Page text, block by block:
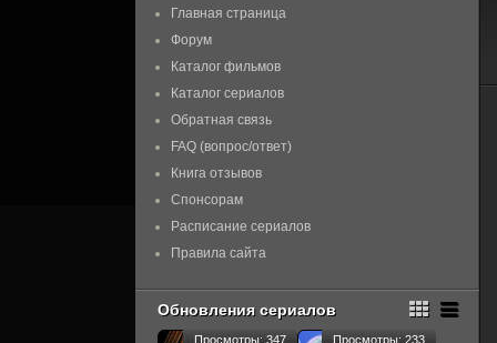
Главная страница
Форум
Каталог фильмов
Каталог сериалов
Обратная связь
FAQ (вопрос/ответ)
Книга отзывов
Спонсорам
Расписание сериалов
Правила сайта
Обновления сериалов
Просмотры: 347 Просмотры: 233